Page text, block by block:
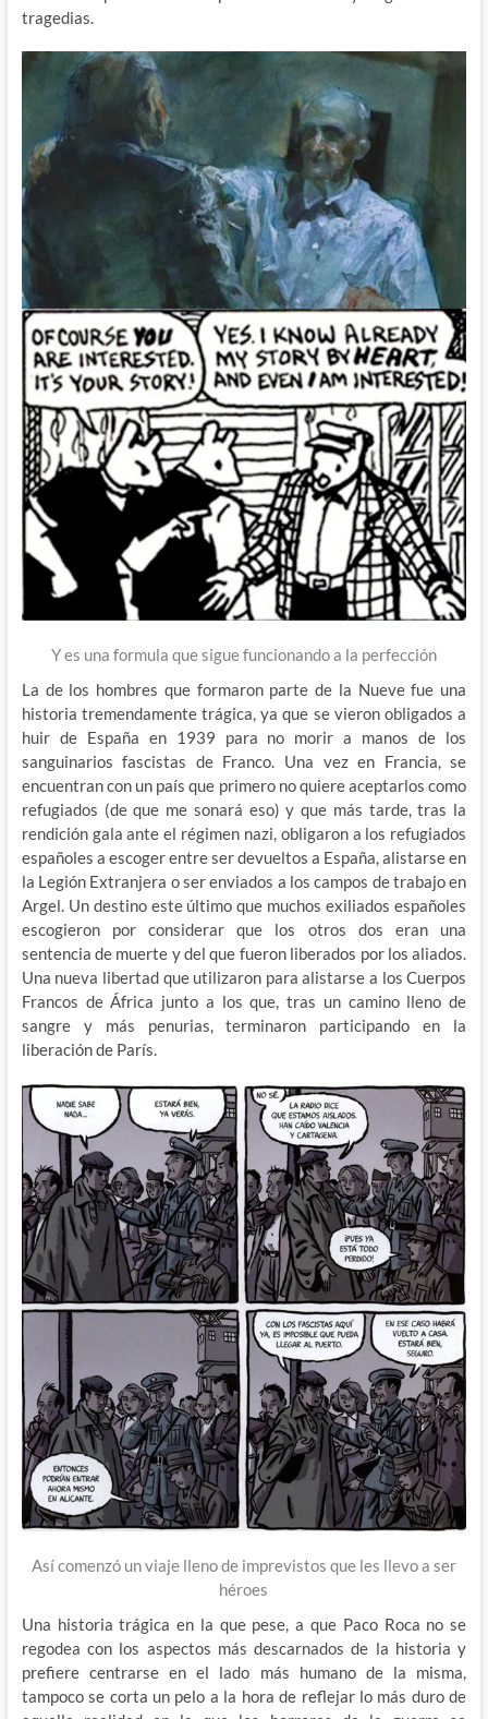
tragedias.
Y es una formula que sigue funcionando a la perfección
La de los hombres que formaron parte de la Nueve fue una
historia tremendamente trágica, ya que se vieron obligados a
huir de España en 1939 para no morir a manos de los
sanguinarios fascistas de Franco. Una vez en Francia, se
encuentran con un país que primero no quiere aceptarlos como
refugiados (de que me sonará eso) y que más tarde, tras la
rendición gala ante el régimen nazi, obligaron a los refugiados
españoles a escoger entre ser devueltos a España, alistarse en
la Legión Extranjera o ser enviados a los campos de trabajo en
Argel. Un destino este último que muchos exiliados españoles
escogieron por considerar que los otros dos eran una
sentencia de muerte y del que fueron liberados por los aliados.
Una nueva libertad que utilizaron para alistarse a los Cuerpos
Francos de África junto a los que, tras un camino lleno de
sangre y más penurias, terminaron participando en la
liberación de París.
Así comenzó un viaje lleno de imprevistos que les llevo a ser
héroes
Una historia trágica en la que pese, a que Paco Roca no se
regodea con los aspectos más descarnados de la historia y
prefiere centrarse en el lado más humano de la misma,
tampoco se corta un pelo a la hora de reflejar lo más duro de